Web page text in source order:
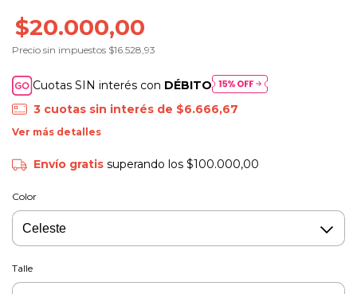
$20.000,00
Precio sin impuestos $16.528,93
Cuotas SIN interés con DÉBITO
3 cuotas sin interés de $6.666,67
Ver más detalles
Envío gratis superando los $100.000,00
Color
Talle